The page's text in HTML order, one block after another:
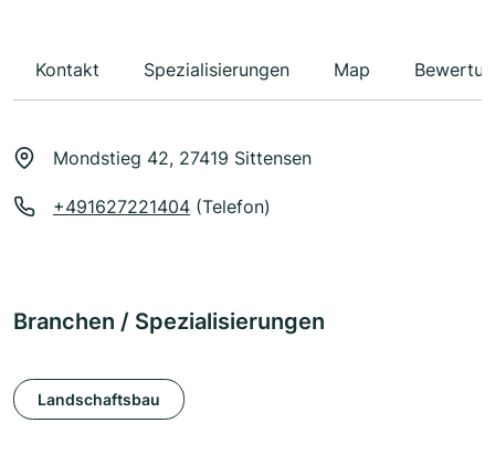
Kontakt Spezialisierungen Map
Mondstieg 42, 27419 Sittensen
+491627221404 (Telefon)
Branchen / Spezialisierungen
Landschaftsbau